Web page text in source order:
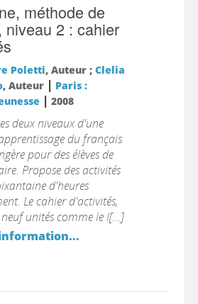
méthode de
niveau 2 : cahier
Poletti, Auteur ; Clelia
, Auteur | Paris :
| 2008
deux niveaux d'une
du français
pour des élèves de
Propose des activités
d'heures
Le cahier d'activités,
unités comme le l[...]